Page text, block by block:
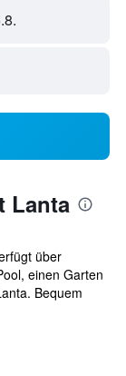
Lanta
über
einen Garten
Bequem